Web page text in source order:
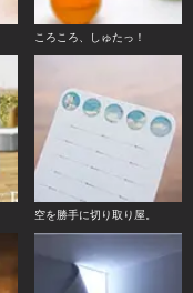
ころころ、しゅたっ！
空を勝手に切り取り屋。